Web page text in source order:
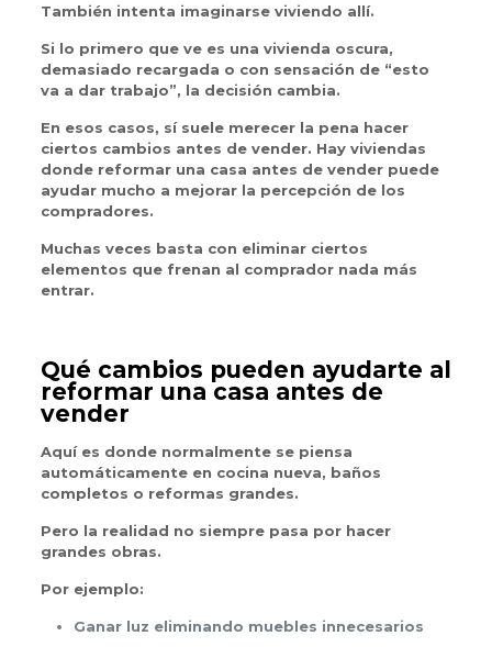
También intenta imaginarse viviendo allí.
Si lo primero que ve es una vivienda oscura,
demasiado recargada o con sensación de “esto
va a dar trabajo”, la decisión cambia.
En esos casos, sí suele merecer la pena hacer
ciertos cambios antes de vender. Hay viviendas
donde reformar una casa antes de vender puede
ayudar mucho a mejorar la percepción de los
compradores.
Muchas veces basta con eliminar ciertos
elementos que frenan al comprador nada más
entrar.
Qué cambios pueden ayudarte al
reformar una casa antes de
vender
Aquí es donde normalmente se piensa
automáticamente en cocina nueva, baños
completos o reformas grandes.
Pero la realidad no siempre pasa por hacer
grandes obras.
Por ejemplo:
Ganar luz eliminando muebles innecesarios